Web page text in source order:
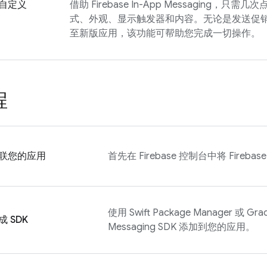
定义 借助 Firebase In-App Messaging ，只需几次
式、外观、显示触发器和内容。无论是发送促
至新版应用，该功能可帮助您完成一切操作。
您的应用 首先在 Firebase 控制台中将
SDK
使用 Swift Package Manager 或
Messaging SDK 添加到您的应用。